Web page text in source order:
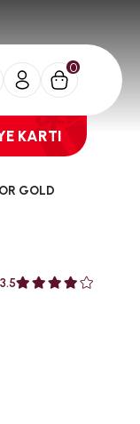
0
KARTI
GOLD
3.5